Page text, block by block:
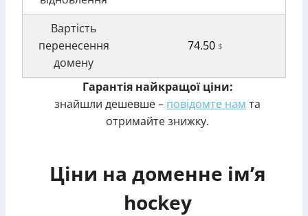
Вартість
перенесення
домену
74.50 $
Гарантія найкращої ціни:
знайшли дешевше – повідомте нам та
отримайте знижку.
Ціни на доменне ім’я
hockey